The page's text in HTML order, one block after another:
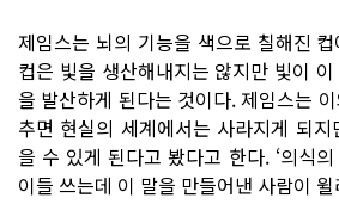
제임스는 뇌의 기능을 색으로 칠해진
컵은 빛을 생산해내지는 않지만 빛이
을 발산하게 된다는 것이다. 제임스는
추면 현실의 세계에서는 사라지게 되
을 수 있게 된다고 봤다고 한다. ‘의식
이들 쓰는데 이 말을 만들어낸 사람이